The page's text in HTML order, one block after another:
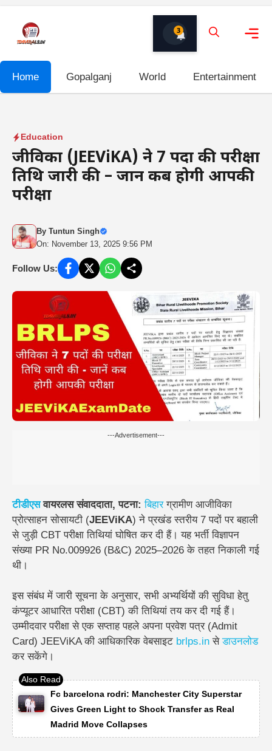
content
3
Home Gopalganj World Entertainment
Education
जीविका (JEEViKA) ने 7 पदों की परीक्षा
तिथि जारी की – जानें कब होगी आपकी
परीक्षा
By Tuntun Singh
On: November 13, 2025 9:56 PM
Follow Us:
---Advertisement---
टीडीएसवायरलस संवाददाता, पटना: बिहारग्रामीण आजीविका
प्रोत्साहन सोसायटी (JEEViKA) नेप्रखंड स्तरीय 7 पदों पर बहाली
से जुड़ी CBT परीक्षा तिथियां घोषित कर दी हैं। यह भर्ती विज्ञापन
संख्या PR No.009926 (B&C) 2025–2026 के तहत निकाली गई
थी।
इस संबंध में जारी सूचना के अनुसार, सभी अभ्यर्थियों की सुविधा हेतु
कंप्यूटर आधारित परीक्षा (CBT) की तिथियां तय कर दी गई हैं।
उम्मीदवार परीक्षा से एक सप्ताह पहले अपना प्रवेश पत्र (Admit
Card) JEEViKA की आधिकारिक वेबसाइट brlps.in सेडाउनलोड
कर सकेंगे।
Fc barcelona rodri: Manchester City Superstar
Gives Green Light to Shock Transfer as Real
Madrid Move Collapses